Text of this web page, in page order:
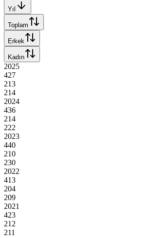
Yıl
Toplam
Erkek
Kadın
2025
427
213
214
2024
436
214
222
2023
440
210
230
2022
413
204
209
2021
423
212
211